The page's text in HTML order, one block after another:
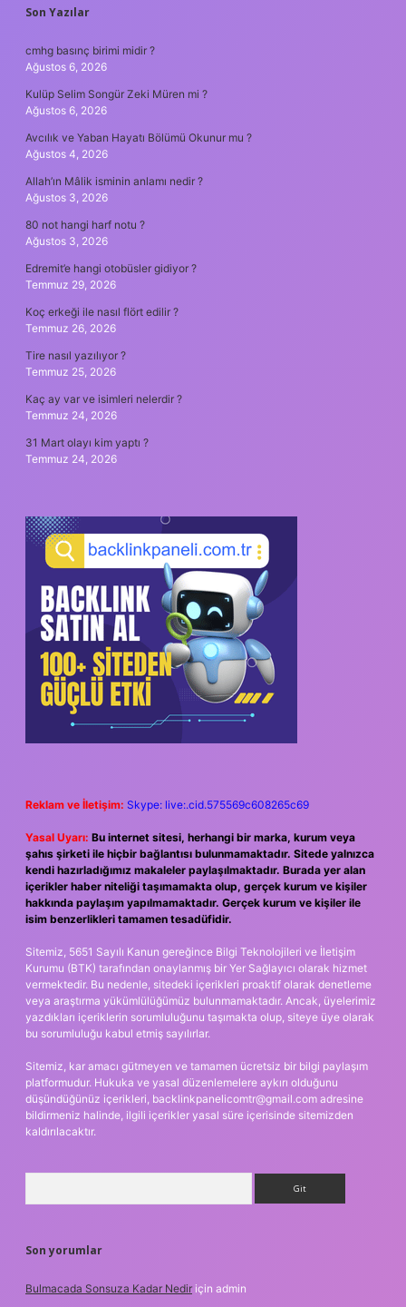
SIDEBAR
Son Yazılar
cmhg basınç birimi midir ?
Ağustos 6, 2026
Kulüp Selim Songür Zeki Müren mi ?
Ağustos 6, 2026
Avcılık ve Yaban Hayatı Bölümü Okunur mu ?
Ağustos 4, 2026
Allah’ın Mâlik isminin anlamı nedir ?
Ağustos 3, 2026
80 not hangi harf notu ?
Ağustos 3, 2026
Edremit’e hangi otobüsler gidiyor ?
Temmuz 29, 2026
Koç erkeği ile nasıl flört edilir ?
Temmuz 26, 2026
Tire nasıl yazılıyor ?
Temmuz 25, 2026
Kaç ay var ve isimleri nelerdir ?
Temmuz 24, 2026
31 Mart olayı kim yaptı ?
Temmuz 24, 2026
Reklam ve İletişim: Skype: live:.cid.575569c608265c69
Yasal Uyarı: Bu internet sitesi, herhangi bir marka, kurum veya
şahıs şirketi ile hiçbir bağlantısı bulunmamaktadır. Sitede yalnızca
kendi hazırladığımız makaleler paylaşılmaktadır. Burada yer alan
içerikler haber niteliği taşımamakta olup, gerçek kurum ve kişiler
hakkında paylaşım yapılmamaktadır. Gerçek kurum ve kişiler ile
isim benzerlikleri tamamen tesadüfidir.
Sitemiz, 5651 Sayılı Kanun gereğince Bilgi Teknolojileri ve İletişim
Kurumu (BTK) tarafından onaylanmış bir Yer Sağlayıcı olarak hizmet
vermektedir. Bu nedenle, sitedeki içerikleri proaktif olarak denetleme
veya araştırma yükümlülüğümüz bulunmamaktadır. Ancak, üyelerimiz
yazdıkları içeriklerin sorumluluğunu taşımakta olup, siteye üye olarak
bu sorumluluğu kabul etmiş sayılırlar.
Sitemiz, kar amacı gütmeyen ve tamamen ücretsiz bir bilgi paylaşım
platformudur. Hukuka ve yasal düzenlemelere aykırı olduğunu
düşündüğünüz içerikleri, backlinkpanelicomtr@gmail.com adresine
bildirmeniz halinde, ilgili içerikler yasal süre içerisinde sitemizden
kaldırılacaktır.
Son yorumlar
Bulmacada Sonsuza Kadar Nedir için admin